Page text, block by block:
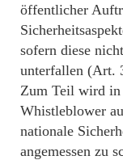
öffentlicher
sofern diese
unterfallen (Art.
Zum Teil wird in
Whistleblower
nationale
angemessen zu